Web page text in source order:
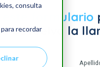
consulta
recordar
este formulario
devuelva la